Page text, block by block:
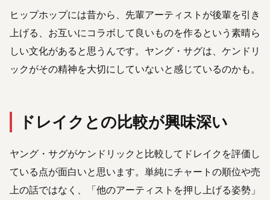
ヒップホップには昔から、先輩アーティストが後輩を引き
上げる、お互いにコラボして良いものを作るという素晴ら
しい文化があると思うんです。ヤング・サグは、ケンドリ
ックがその精神を大切にしていないと感じているのかも。
ドレイクとの比較が興味深い
ヤング・サグがケンドリックと比較してドレイクを評価し
ている点が面白いと思います。単純にチャートの順位や売
上の話ではなく、「他のアーティストを押し上げる姿勢」